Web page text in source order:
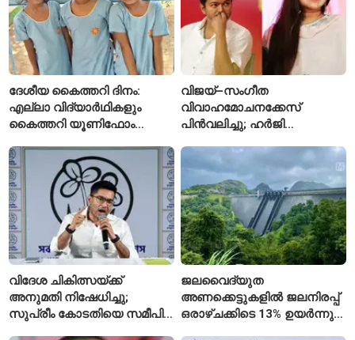
ദേശീയ കൈത്തറി ദിനം:
എല്ലാ വിദ്യാർഥികളും
കൈത്തറി യൂണിഫോം
സ്കൂൾ വേറിട്ട മാതൃക
വിജയ്–സംഗീത
വിവാഹമോചനക്കേസ്
പിൻവലിച്ചു; ഹർജി
അവസാനിപ്പിച്ച് കോടതി
വിദേശ ചികിത്സയ്ക്ക്
അനുമതി നിഷേധിച്ചു;
സുപ്രീം കോടതിയെ സമീപിച്ച്
ജലവൈദ്യുത
അണക്കെട്ടുകളിൽ ജലനിരപ്പ്
ഒരാഴ്ചക്കിടെ 13% ഉയർന്നു;